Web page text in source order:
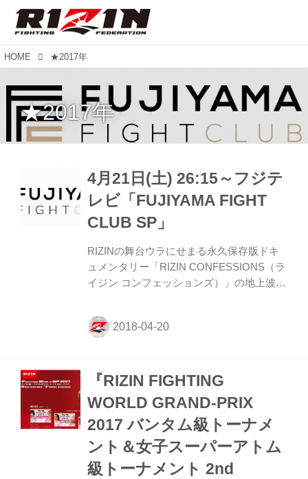
HOME ★2017年
★2017年
4月21日(土) 26:15～フジテ
レビ「FUJIYAMA FIGHT
CLUB SP」
RIZINの舞台ウラにせまる永久保存版ドキ
ュメンタリー「RIZIN CONFESSIONS（ラ
イジン コンフェッションズ）」の地上波放
ちの戦略や心理、試合後の心境、闘いの真
相など選手の証言を元に舞台裏で何が起き
どころも出場選手たちのインタビューをま
ギナーもきっと「格闘技の素晴らしさ」が
感じられ、胸が熱くなれる選手たちの「告
白」に迫った内容は必見だ。お見逃しな
く！ ◆放送概要 番組名：FUJIYAMA
FIGHT CLU...
『RIZIN FIGHTING
WORLD GRAND-PRIX
2017 バンタム級トーナメ
ント＆女子スーパーアトム
級トーナメント 2nd